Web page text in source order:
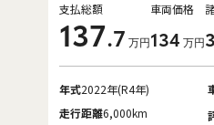
支払総額
137.7 万円
車両価格
134 万円3
年式2022年(R4年)
走行距離6,000km